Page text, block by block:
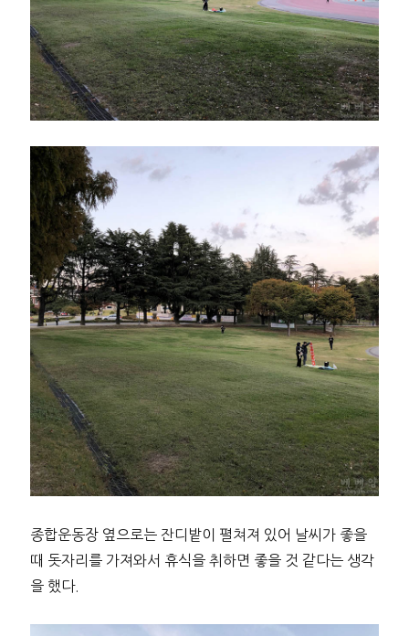
종합운동장 옆으로는 잔디밭이 펼쳐져 있어 날씨가 좋을
때 돗자리를 가져와서 휴식을 취하면 좋을 것 같다는 생각
을 했다.